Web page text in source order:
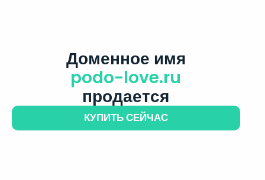
Доменное имя
podo-love.ru
продается
КУПИТЬ СЕЙЧАС